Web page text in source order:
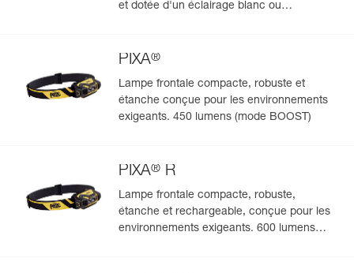
et dotée d'un éclairage blanc ou
PIXA®
Lampe frontale compacte, robuste et
étanche conçue pour les environnements
exigeants. 450 lumens (mode BOOST)
PIXA® R
Lampe frontale compacte, robuste,
étanche et rechargeable, conçue pour les
environnements exigeants. 600 lumens